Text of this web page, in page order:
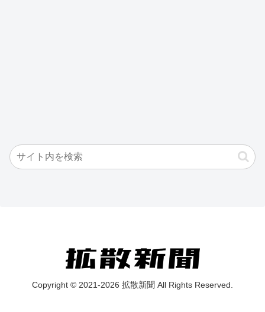
Copyright © 2021-2026 拡散新聞 All Rights Reserved.